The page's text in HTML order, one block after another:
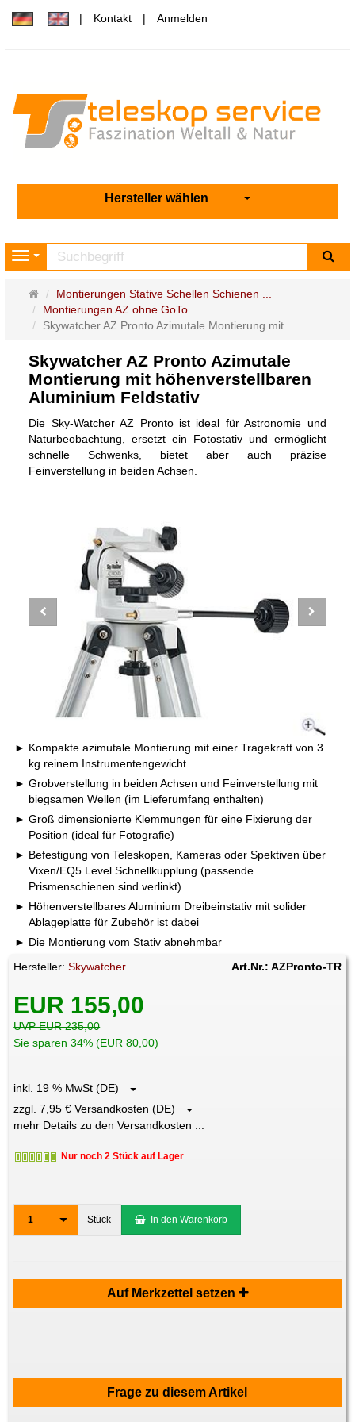
Kontakt Anmelden
Hersteller wählen
Navigation
Startseite
Montierungen Stative Schellen Schienen ...
Montierungen AZ ohne GoTo
Skywatcher AZ Pronto Azimutale Montierung mit ...
Skywatcher AZ Pronto Azimutale
Montierung mit höhenverstellbaren
Aluminium Feldstativ
Die Sky-Watcher AZ Pronto ist ideal für Astronomie und
Naturbeobachtung, ersetzt ein Fotostativ und ermöglicht
schnelle Schwenks, bietet aber auch präzise
Feinverstellung in beiden Achsen.
Kompakte azimutale Montierung mit einer Tragekraft von 3
kg reinem Instrumentengewicht
Grobverstellung in beiden Achsen und Feinverstellung mit
biegsamen Wellen (im Lieferumfang enthalten)
Groß dimensionierte Klemmungen für eine Fixierung der
Position (ideal für Fotografie)
Befestigung von Teleskopen, Kameras oder Spektiven über
Vixen/EQ5 Level Schnellkupplung (passende
Prismenschienen sind verlinkt)
Höhenverstellbares Aluminium Dreibeinstativ mit solider
Ablageplatte für Zubehör ist dabei
Die Montierung vom Stativ abnehmbar
Hersteller:Skywatcher Art.Nr.: AZPronto-TR
EUR 155,00
UVP EUR 235,00
Sie sparen 34% (EUR 80,00)
inkl. 19 % MwSt (DE)
zzgl. 7,95 € Versandkosten (DE)
mehr Details zu den Versandkosten ...
Nur noch 2 Stück auf Lager
1 Stück In den Warenkorb
Auf Merkzettel setzen
Frage zu diesem Artikel